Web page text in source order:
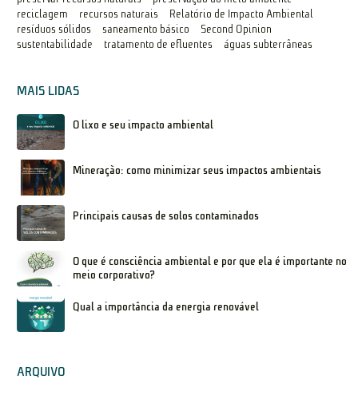
reciclagem
recursos naturais
Relatório de Impacto Ambiental
resíduos sólidos
saneamento básico
Second Opinion
sustentabilidade
tratamento de efluentes águas subterrâneas
MAIS LIDAS
O lixo e seu impacto ambiental
Mineração: como minimizar seus impactos ambientais
Principais causas de solos contaminados
O que é consciência ambiental e por que ela é importante no
meio corporativo?
Qual a importância da energia renovável
ARQUIVO